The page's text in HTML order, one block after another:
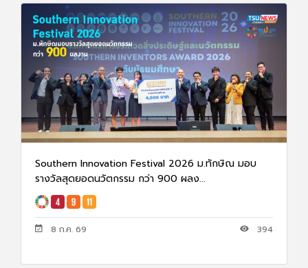
Southern Innovation Festival 2026 ม.ทักษิณ มอบ
รางวัลสุดยอดนวัตกรรม กว่า 900 ผลง...
8 ก.ค. 69 394